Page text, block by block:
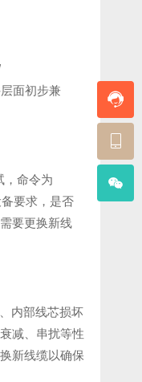
面初步兼
，命令为
要求，是否
要更换新线
内部线芯损坏
减、串扰等性
新线缆以确保